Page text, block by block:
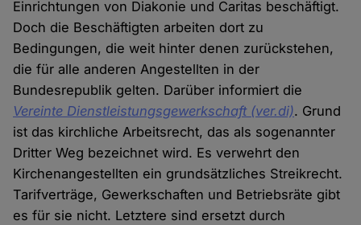
Einrichtungen von Diakonie und Caritas beschäftigt.
Doch die Beschäftigten arbeiten dort zu
Bedingungen, die weit hinter denen zurückstehen,
die für alle anderen Angestellten in der
Bundesrepublik gelten. Darüber informiert die
Vereinte Dienstleistungsgewerkschaft (ver.di). Grund
ist das kirchliche Arbeitsrecht, das als sogenannter
Dritter Weg bezeichnet wird. Es verwehrt den
Kirchenangestellten ein grundsätzliches Streikrecht.
Tarifverträge, Gewerkschaften und Betriebsräte gibt
es für sie nicht. Letztere sind ersetzt durch